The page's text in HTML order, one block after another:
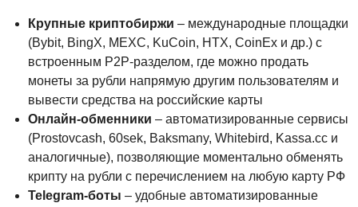
Крупные криптобиржи – международные площадки
(Bybit, BingX, MEXC, KuCoin, HTX, CoinEx и др.) с
встроенным P2P‑разделом, где можно продать
монеты за рубли напрямую другим пользователям и
вывести средства на российские карты
Онлайн‑обменники – автоматизированные сервисы
(Prostovcash, 60sek, Baksmany, Whitebird, Kassa.cc и
аналогичные), позволяющие моментально обменять
крипту на рубли с перечислением на любую карту РФ
Telegram‑боты – удобные автоматизированные